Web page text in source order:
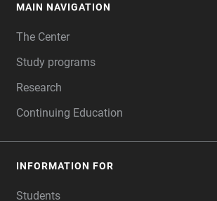
MAIN NAVIGATION
The Center
Study programs
Research
Continuing Education
INFORMATION FOR
Students